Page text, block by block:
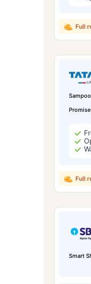
Full
Promise
Full
Smart